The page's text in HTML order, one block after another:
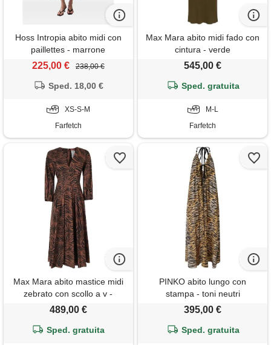
Hoss Intropia abito midi con
paillettes - marrone
225,00 € 238,00 €
Sped. 18,00 €
XS-S-M
Farfetch
Max Mara abito midi fado con
cintura - verde
545,00 €
Sped. gratuita
M-L
Farfetch
Max Mara abito mastice midi
zebrato con scollo a v -
marrone
489,00 €
Sped. gratuita
PINKO abito lungo con
stampa - toni neutri
395,00 €
Sped. gratuita